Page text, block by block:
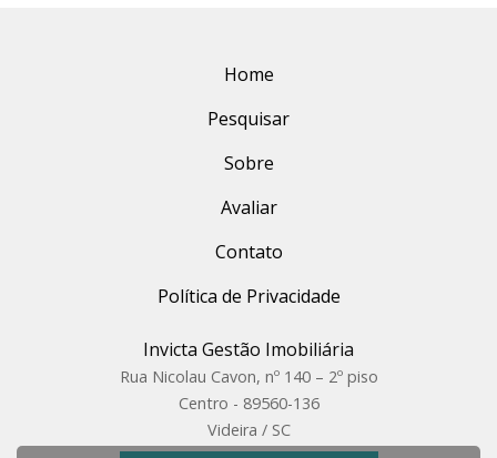
Home
Pesquisar
Sobre
Avaliar
Contato
Política de Privacidade
Invicta Gestão Imobiliária
Rua Nicolau Cavon, nº 140 – 2º piso
Centro - 89560-136
Videira / SC